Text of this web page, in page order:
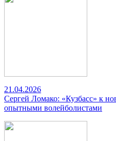
21.04.2026
Сергей Ломако: «Кузбасс» к
опытными волейболистами